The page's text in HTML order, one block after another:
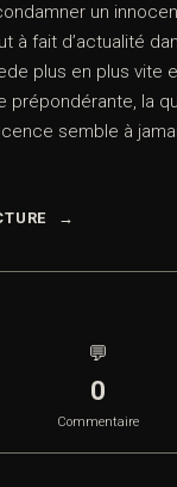
un
à fait d’actualité
plus en plus vite
prépondérante, la
semble à
💬
0
Commentaire